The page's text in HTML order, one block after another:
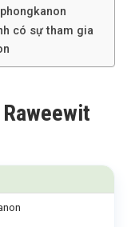
có sự tham gia